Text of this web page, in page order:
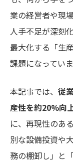
業の経営者や現
人手不足が深刻
最大化する「生
課題になっていま
本記事では、 従
産性を約20%向
に、再現性のあ
別な設備投資や
務の棚卸し」と